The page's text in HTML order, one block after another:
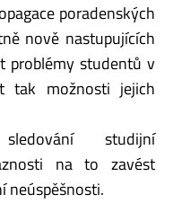
poradenských
nově nastupujících
problémy studentů v
tak možnosti jejich
studijní
na to zavést
neúspěšnosti.